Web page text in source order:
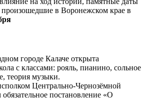
в Воронежском крае в
городе Калаче открыта
с классами: рояль, пианино, сольное
теория музыки.
Центрально-Чернозёмной
постановление «О